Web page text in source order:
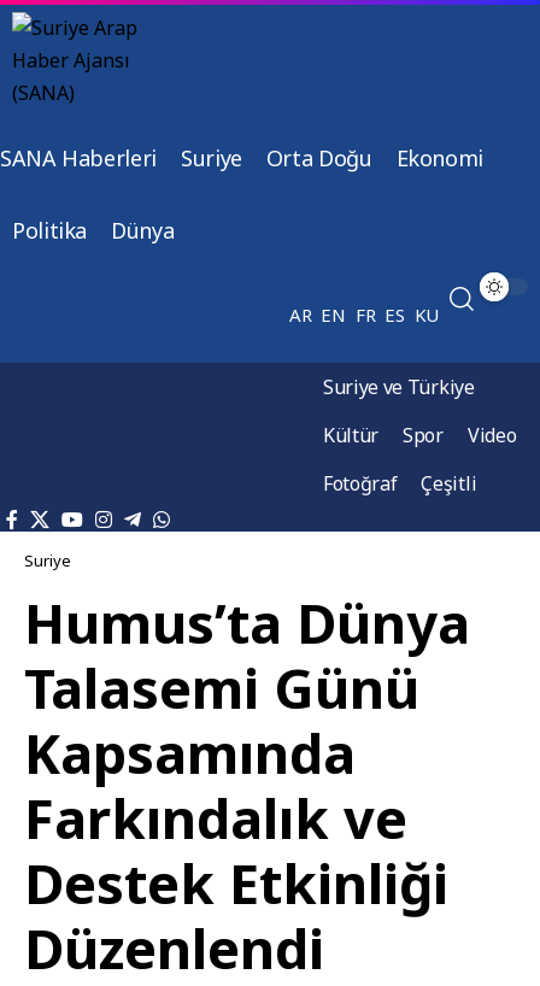
SANA Haberleri Suriye Orta Doğu Ekonomi
Politika Dünya
AR EN FR ES KU
Suriye ve Türkiye
Kültür
Spor
Video
Fotoğraf
Çeşitli
Suriye
Humus’ta Dünya
Talasemi Günü
Kapsamında
Farkındalık ve
Destek Etkinliği
Düzenlendi